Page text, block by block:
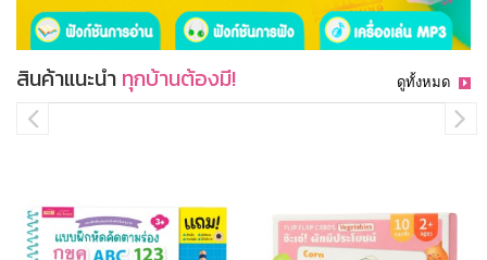
สินค้าแนะนำ ทุกบ้านต้องมี! ดูทั้งหมด